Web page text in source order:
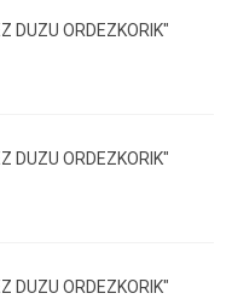
DUZU ORDEZKORIK"
DUZU ORDEZKORIK"
DUZU ORDEZKORIK"